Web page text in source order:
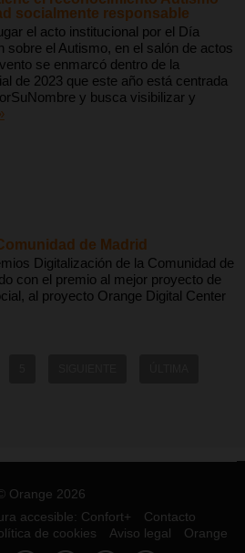
socialmente responsable
el acto institucional por el Día
sobre el Autismo, en el salón de actos
se enmarcó dentro de la
de 2023 que este año está centrada
y busca visibilizar y
de Madrid
Digitalización de la Comunidad de
con el premio al mejor proyecto de
al proyecto Orange Digital Center
© Orange 2026
accesible: Confort+
Contacto
de cookies Aviso legal Orange